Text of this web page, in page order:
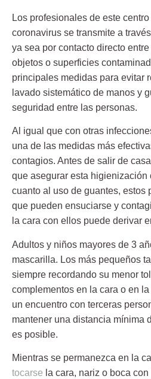
Los profesionales de este
coronavirus se transmite a
ya sea por contacto directo
objetos o superficies
principales medidas para evitar
lavado sistemático de manos y
seguridad entre las personas.
Al igual que con otras
una de las medidas más
contagios. Antes de salir de
que asegurar esta higienización
cuanto al uso de guantes, estos
que pueden ensuciarse y
la cara con ellos puede derivar
Adultos y niños mayores de 3
mascarilla. Los más pequeños
siempre recordando su menor
complementos en la cara o en
un encuentro con terceras
mantener una distancia mínima
es posible.
Mientras se permanezca en la
tocarse la cara, nariz o boca